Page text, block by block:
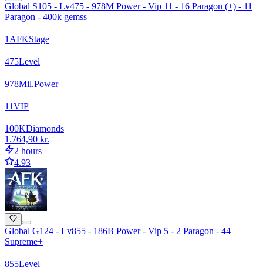
Global S105 - Lv475 - 978M Power - Vip 11 - 16 Paragon (+) - 11
Paragon - 400k gemss
1 AFKStage
475Level
978Mil.Power
11VIP
100KDiamonds
1.764,90 kr.
2 hours
4.93
Global G124 - Lv855 - 186B Power - Vip 5 - 2 Paragon - 44
Supreme+
855Level